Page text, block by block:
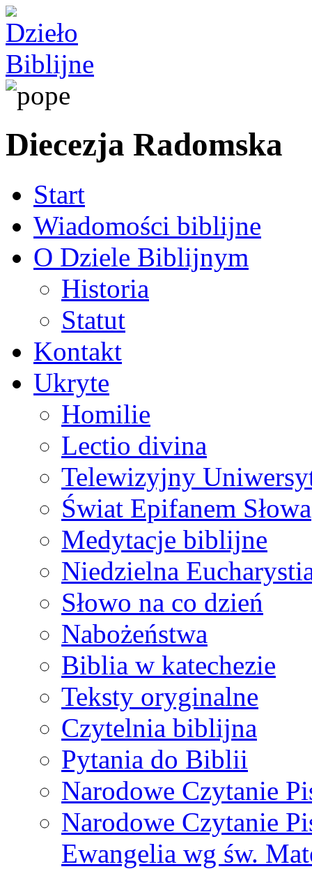
Diecezja Radomska
Start
Wiadomości biblijne
O Dziele Biblijnym
Historia
Statut
Kontakt
Ukryte
Homilie
Lectio divina
Telewizyjny
Świat Epifanem Słowa
Medytacje biblijne
Niedzielna
Słowo na co dzień
Nabożeństwa
Biblia w katechezie
Teksty oryginalne
Czytelnia biblijna
Pytania do Biblii
Narodowe Czytanie
Narodowe Czytanie
Ewangelia wg św.